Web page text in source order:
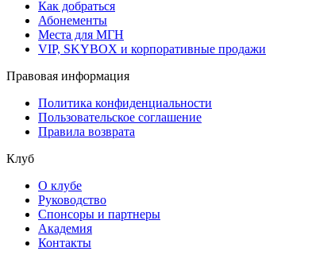
Как добраться
Абонементы
Места для МГН
VIP, SKYBOX и корпоративные продажи
Правовая информация
Политика конфиденциальности
Пользовательское соглашение
Правила возврата
Клуб
О клубе
Руководство
Спонсоры и партнеры
Академия
Контакты